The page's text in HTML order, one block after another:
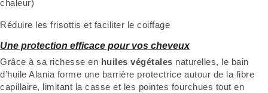
chaleur)
Réduire les frisottis et faciliter le coiffage
Une protection efficace pour vos cheveux
Grâce à sa richesse en huiles végétales naturelles, le bain
d’huile Alania forme une barrière protectrice autour de la fibre
capillaire, limitant la casse et les pointes fourchues tout en